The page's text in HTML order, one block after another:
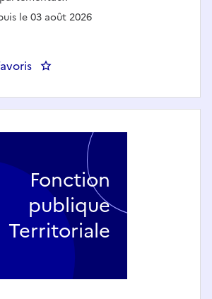
le 03 août 2026
: Cadre socio-éducatif au
Fonction
publique
Territoriale